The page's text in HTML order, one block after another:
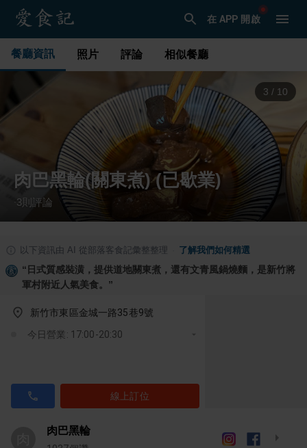
在 APP 開啟
餐廳資訊 照片 評論 相似餐廳
3 / 10
肉巴黑輪(關東煮) (已歇業)
3 則評論
以下資訊由 AI 從部落客食記彙整整理 了解我們如何精選
“ 日式質感裝潢，提供道地關東煮，還有文青風鍋燒麵，是新竹將
軍村附近人氣美食。 ”
新竹市東區金城一路35巷9號
今日營業: 17:00-20:30
線上訂位
肉巴黑輪